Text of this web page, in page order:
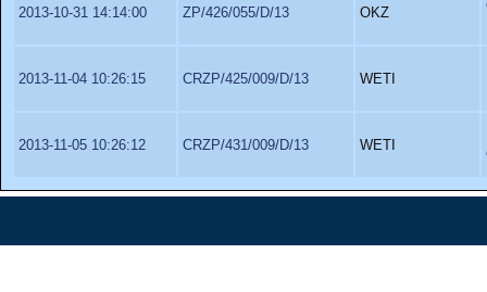
2013-10-31 14:14:00 ZP/426/055/D/13 OKZ
2013-11-04 10:26:15 CRZP/425/009/D/13 WETI
2013-11-05 10:26:12 CRZP/431/009/D/13 WETI